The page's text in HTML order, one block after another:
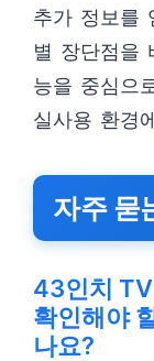
추가 정보를
별 장단점을
능을 중심으
실사용 환경
자주 묻
43인치
확인해야
나요?